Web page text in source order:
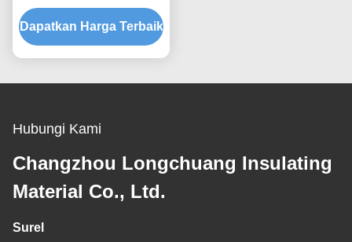
25.4mm, Tabung Heat
Shrink Polyolefin
Fleksibel Hitam
Dapatkan Harga Terbaik
Hubungi Kami
Changzhou Longchuang Insulating
Material Co., Ltd.
Surel